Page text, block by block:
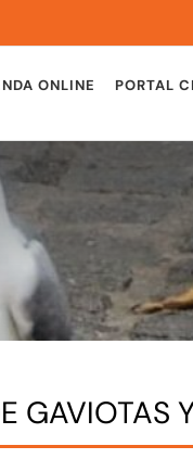
ONLINE PORTAL
GAVIOTAS